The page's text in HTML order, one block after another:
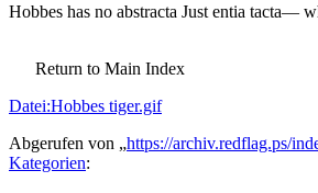
Hobbes has no abstracta Just entia
Return to Main Index
Datei:Hobbes tiger.gif
Abgerufen von „https://archiv.redflag.ps/
Kategorien: